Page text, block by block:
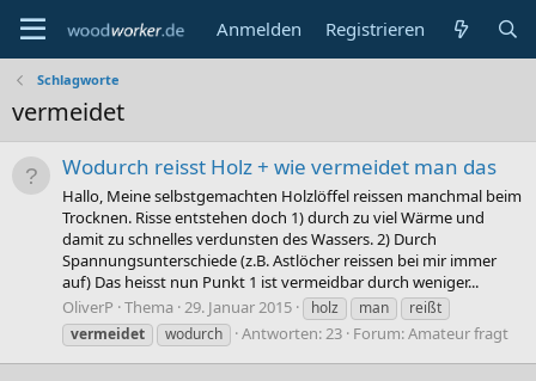
Anmelden Registrieren
Schlagworte
vermeidet
Wodurch reisst Holz + wie vermeidet man das
Hallo, Meine selbstgemachten Holzlöffel reissen manchmal beim
Trocknen. Risse entstehen doch 1) durch zu viel Wärme und
damit zu schnelles verdunsten des Wassers. 2) Durch
Spannungsunterschiede (z.B. Astlöcher reissen bei mir immer
auf) Das heisst nun Punkt 1 ist vermeidbar durch weniger...
OliverP Thema 29. Januar 2015 holz man
reißt
vermeidet
wodurch Antworten: 23 Forum:Amateur fragt